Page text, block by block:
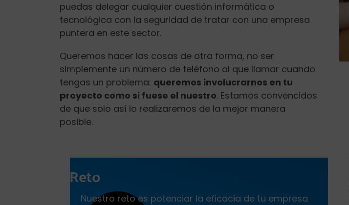
puedas delegar cualquier cuestión informática o
tecnológica con la seguridad de tratar con una empresa
puntera en este sector.
Queremos hacer las cosas de otra forma, no ser
simplemente un número de teléfono al que llamar cuando
tengas un problema: queremos involucrarnos en tu
proyecto como si fuese el nuestro. Estamos convencidos
de que solo así lo realizaremos de la mejor manera
posible.
Reto
Nuestro reto es potenciar la eficacia de tu empresa